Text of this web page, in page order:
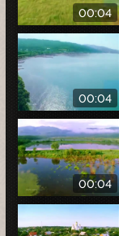
00:04
00:04
00:04